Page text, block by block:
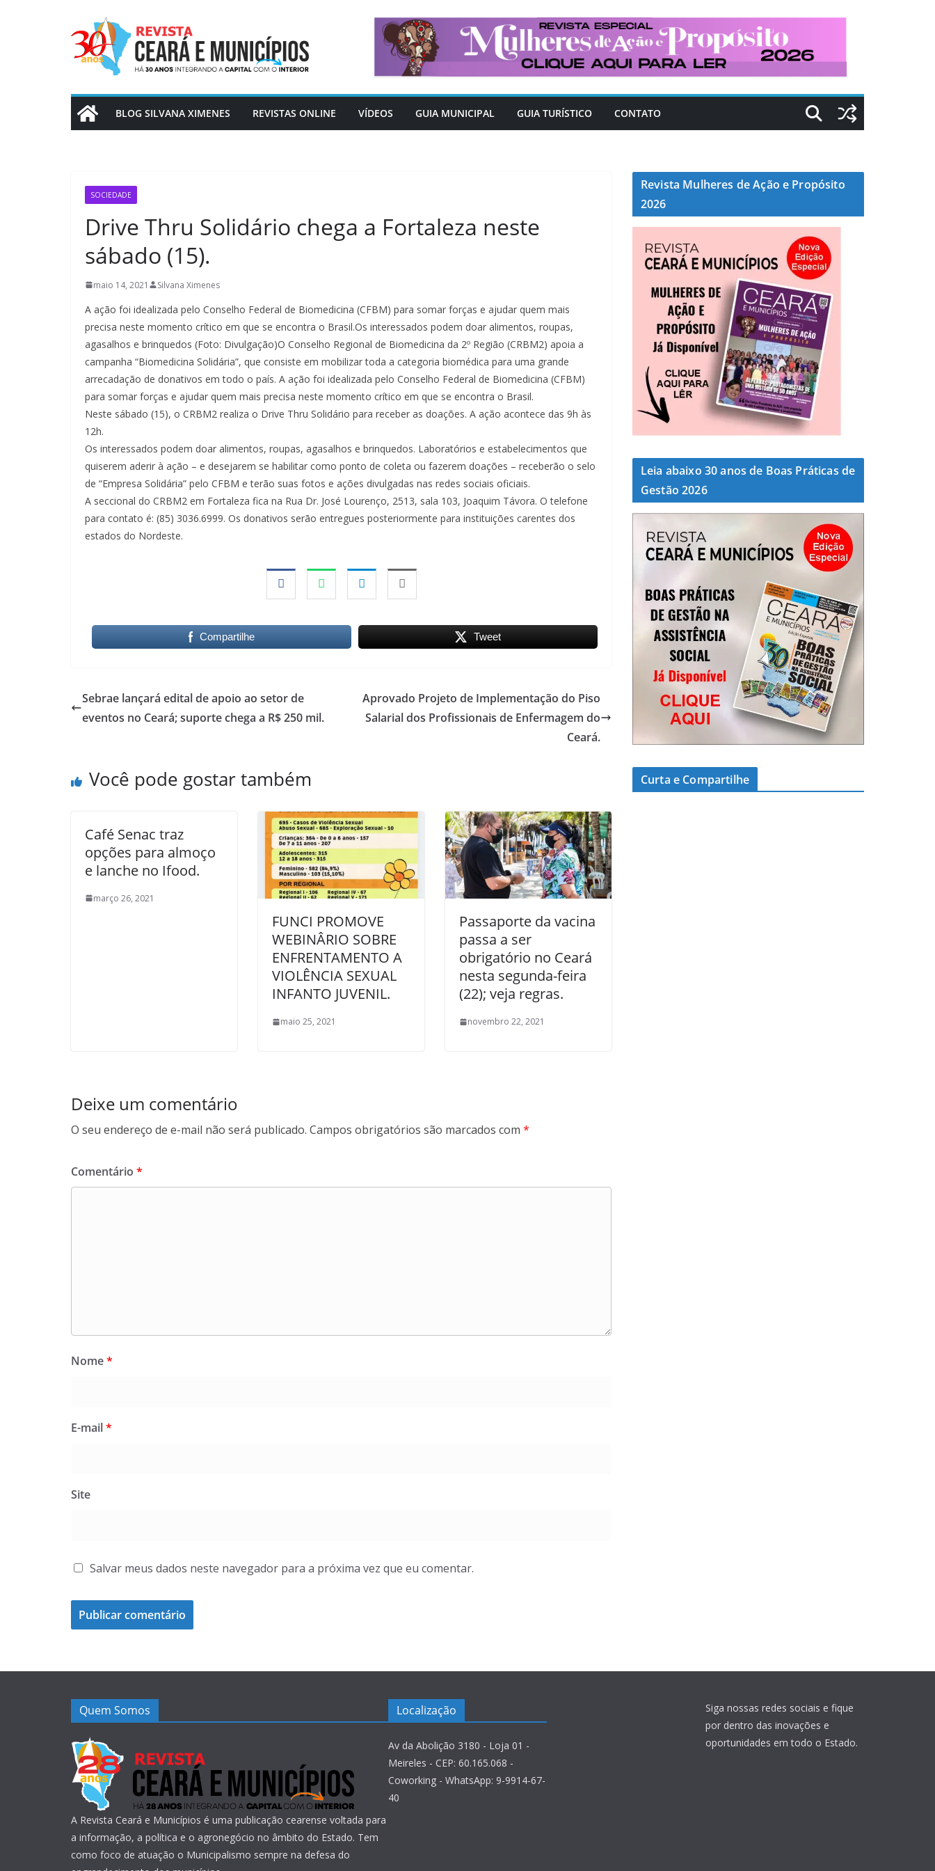
BLOG SILVANA XIMENES REVISTAS ONLINE VÍDEOS GUIA MUNICIPAL GUIA TURÍSTICO CONTATO
SOCIEDADE
Drive Thru Solidário chega a Fortaleza neste
sábado (15).
maio 14, 2021 Silvana Ximenes
A ação foi idealizada pelo Conselho Federal de Biomedicina (CFBM) para somar forças e ajudar quem mais
precisa neste momento crítico em que se encontra o Brasil.Os interessados podem doar alimentos, roupas,
agasalhos e brinquedos (Foto: Divulgação)O Conselho Regional de Biomedicina da 2º Região (CRBM2) apoia a
campanha “Biomedicina Solidária”, que consiste em mobilizar toda a categoria biomédica para uma grande
arrecadação de donativos em todo o país. A ação foi idealizada pelo Conselho Federal de Biomedicina (CFBM)
para somar forças e ajudar quem mais precisa neste momento crítico em que se encontra o Brasil.
Neste sábado (15), o CRBM2 realiza o Drive Thru Solidário para receber as doações. A ação acontece das 9h às
12h.
Os interessados podem doar alimentos, roupas, agasalhos e brinquedos. Laboratórios e estabelecimentos que
quiserem aderir à ação – e desejarem se habilitar como ponto de coleta ou fazerem doações – receberão o selo
de “Empresa Solidária” pelo CFBM e terão suas fotos e ações divulgadas nas redes sociais oficiais.
A seccional do CRBM2 em Fortaleza fica na Rua Dr. José Lourenço, 2513, sala 103, Joaquim Távora. O telefone
para contato é: (85) 3036.6999. Os donativos serão entregues posteriormente para instituições carentes dos
estados do Nordeste.
Compartilhe Tweet
Sebrae lançará edital de apoio ao setor de
eventos no Ceará; suporte chega a R$ 250 mil.
Aprovado Projeto de Implementação do Piso
Salarial dos Profissionais de Enfermagem do
Ceará.
Você pode gostar também
Café Senac traz
opções para almoço
e lanche no Ifood.
março 26, 2021
FUNCI PROMOVE
WEBINÂRIO SOBRE
ENFRENTAMENTO A
VIOLÊNCIA SEXUAL
INFANTO JUVENIL.
maio 25, 2021
Passaporte da vacina
passa a ser
obrigatório no Ceará
nesta segunda-feira
(22); veja regras.
novembro 22, 2021
Deixe um comentário
O seu endereço de e-mail não será publicado. Campos obrigatórios são marcados com *
Comentário *
Nome*
E-mail*
Site
Salvar meus dados neste navegador para a próxima vez que eu comentar.
Revista Mulheres de Ação e Propósito
2026
Leia abaixo 30 anos de Boas Práticas de
Gestão 2026
Curta e Compartilhe
Quem Somos
A Revista Ceará e Municípios é uma publicação cearense voltada para
a informação, a política e o agronegócio no âmbito do Estado. Tem
como foco de atuação o Municipalismo sempre na defesa do
Localização
Av da Abolição 3180 - Loja 01 -
Meireles - CEP: 60.165.068 -
Coworking - WhatsApp: 9-9914-67-
40
Siga nossas redes sociais e fique
por dentro das inovações e
oportunidades em todo o Estado.